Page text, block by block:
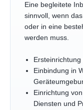
Eine begleitete
sinnvoll, wenn
oder in eine
werden muss.
Einbindung in
Einrichtung
Diensten und